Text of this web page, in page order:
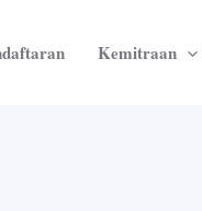
Kemitraan